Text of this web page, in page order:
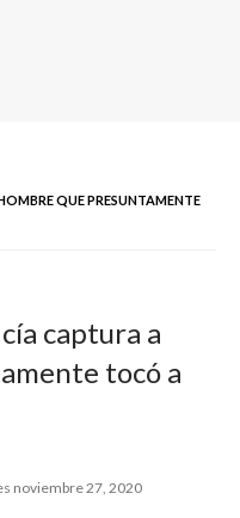
QUE PRESUNTAMENTE
captura a
tocó a
noviembre 27, 2020